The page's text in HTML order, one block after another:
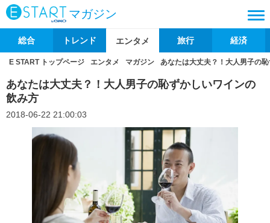
マガジン
総合 トレンド エンタメ 旅行 経済
E START トップページ エンタメ マガジン あなたは大丈夫？！大人男子の
あなたは大丈夫？！大人男子の恥ずかしいワインの
飲み方
2018-06-22 21:00:03